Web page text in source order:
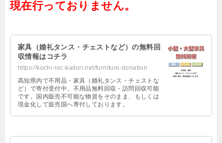
現在行っておりません。
家具（婚礼タンス・チェストなど）の無料回
収情報はコチラ
https://kochi-rec-kaitori.net/furniture-donation
高知県内で不用品・家具（婚礼タンス・チェストな
ど）で寄付受付中。不用品無料回収・訪問回収可能
です。国内販売不可能な物資をそのまま、もしくは
現金化して販売国へ寄付しております。